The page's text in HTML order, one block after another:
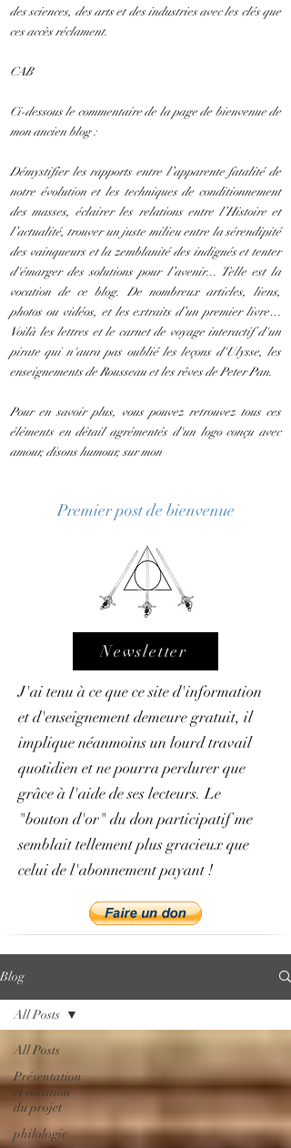
des sciences, des arts et des industries avec les clés que
ces accès réclament.
CAB
Ci-dessous le commentaire de la page de bienvenue de
mon ancien blog :
Démystifier les rapports entre l’apparente fatalité de
notre évolution et les techniques de conditionnement
des masses, éclairer les relations entre l’Histoire et
l’actualité, trouver un juste milieu entre la sérendipité
des vainqueurs et la zemblanité des indignés et tenter
d'émarger des solutions pour l’avenir... Telle est la
vocation de ce blog. De nombreux articles, liens,
photos ou vidéos, et les extraits d’un premier livre…
Voilà les lettres et le carnet de voyage interactif d'un
pirate qui n'aura pas oublié les leçons d'Ulysse, les
enseignements de Rousseau et les rêves de Peter Pan.
Pour en savoir plus, vous pouvez retrouvez tous ces
éléments en détail agrémentés d'un logo conçu avec
amour, disons humour, sur mon
Premier post de bienvenue
Newsletter
J'ai tenu à ce que ce site d'information
et d'enseignement demeure gratuit, il
implique néanmoins un lourd travail
quotidien et ne pourra perdurer que
grâce à l'aide de ses lecteurs. Le
"bouton d'or" du don participatif me
semblait tellement plus gracieux que
celui de l'abonnement payant !
Blog
All Posts
Présentation
et vocation
du projet
philologie
All Posts